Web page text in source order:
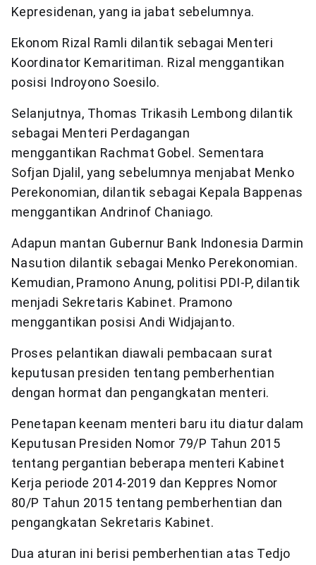
Kepresidenan, yang ia jabat sebelumnya.
Ekonom Rizal Ramli dilantik sebagai Menteri
Koordinator Kemaritiman. Rizal menggantikan
posisi Indroyono Soesilo.
Selanjutnya, Thomas Trikasih Lembong dilantik
sebagai Menteri Perdagangan
menggantikan Rachmat Gobel . Sementara
Sofjan Djalil, yang sebelumnya menjabat Menko
Perekonomian, dilantik sebagai Kepala Bappenas
menggantikan Andrinof Chaniago.
Adapun mantan Gubernur Bank Indonesia Darmin
Nasution dilantik sebagai Menko Perekonomian.
Kemudian, Pramono Anung, politisi PDI-P, dilantik
menjadi Sekretaris Kabinet. Pramono
menggantikan posisi Andi Widjajanto.
Proses pelantikan diawali pembacaan surat
keputusan presiden tentang pemberhentian
dengan hormat dan pengangkatan menteri.
Penetapan keenam menteri baru itu diatur dalam
Keputusan Presiden Nomor 79/P Tahun 2015
tentang pergantian beberapa menteri Kabinet
Kerja periode 2014-2019 dan Keppres Nomor
80/P Tahun 2015 tentang pemberhentian dan
pengangkatan Sekretaris Kabinet.
Dua aturan ini berisi pemberhentian atas Tedjo